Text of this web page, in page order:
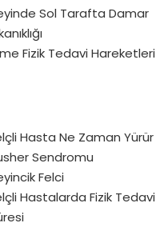
Sol Tarafta Damar
Fizik Tedavi Hareketleri
Hasta Ne Zaman Yürür
Sendromu
Felci
Hastalarda Fizik Tedavi